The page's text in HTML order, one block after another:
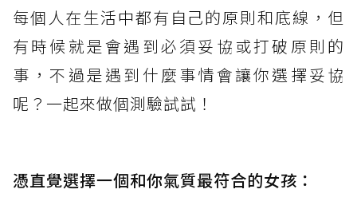
每個人在生活中都有自己的原則和底線，但
有時候就是會遇到必須妥協或打破原則的
事，不過是遇到什麼事情會讓你選擇妥協
呢？一起來做個測驗試試！
憑直覺選擇一個和你氣質最符合的女孩：